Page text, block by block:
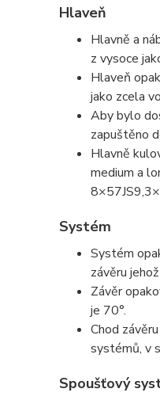
Hlaveň
Hlavně a
z vysoce
Hlaveň
jako zcela
Aby bylo
zapuštěno
Hlavně
medium a
Systém
Systém
závěru
Závěr
je 70°.
Chod
systémů, v
Spoušťový